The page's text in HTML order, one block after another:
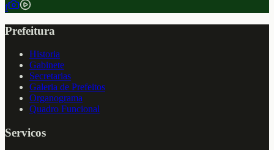
f
Prefeitura
Historia
Gabinete
Secretarias
Galeria de Prefeitos
Organograma
Quadro Funcional
Servicos